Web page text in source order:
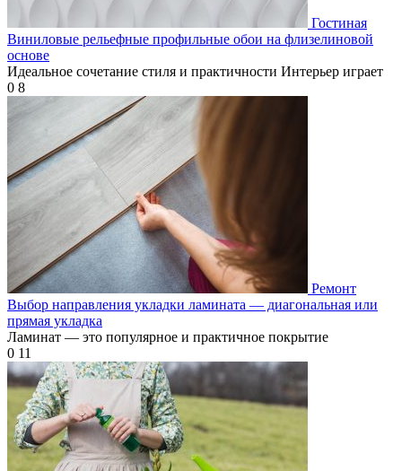
Гостиная
Виниловые рельефные профильные обои на флизелиновой
основе
Идеальное сочетание стиля и практичности Интерьер играет
0 8
Ремонт
Выбор направления укладки ламината — диагональная или
прямая укладка
Ламинат — это популярное и практичное покрытие
0 11